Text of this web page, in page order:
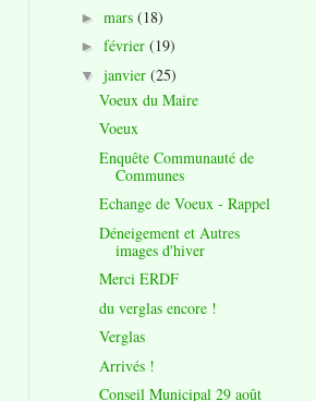
► mars (18)
► février (19)
▼ janvier (25)
Voeux du Maire
Voeux
Enquête Communauté de
Communes
Echange de Voeux - Rappel
Déneigement et Autres
images d'hiver
Merci ERDF
du verglas encore !
Verglas
Arrivés !
Conseil Municipal 29 août